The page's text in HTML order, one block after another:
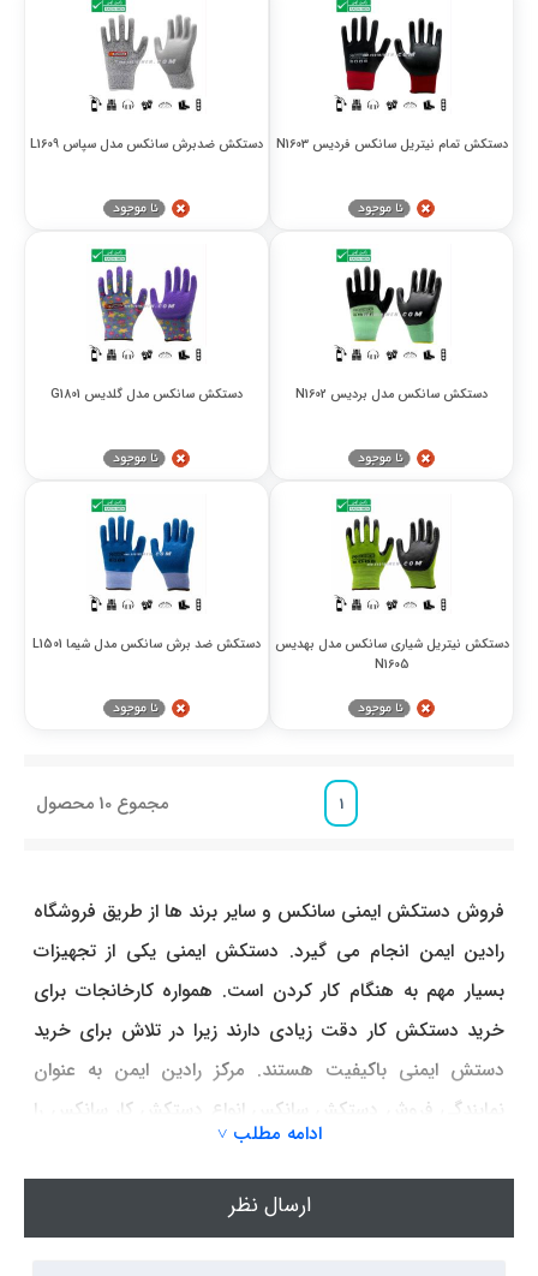
دستکش تمام نیتریل سانکس فردیس N1603 دستکش ضدبرش سانکس مدل سپاس L1609
دستکش سانکس مدل بردیس N1602 دستکش سانکس مدل گلدیس G1801
دستکش نیتریل شیاری سانکس مدل بهدیس
N1605
دستکش ضد برش سانکس مدل شیما L1501
1 مجموع 10 محصول
فروش دستکش ایمنی سانکس و سایر برند ها از طریق فروشگاه
رادین ایمن انجام می گیرد. دستکش ایمنی یکی از تجهیزات
بسیار مهم به هنگام کار کردن است. همواره کارخانجات برای
خرید دستکش کار دقت زیادی دارند زیرا در تلاش برای خرید
دستش ایمنی باکیفیت هستند. مرکز رادین ایمن به عنوان
نمایندگی فروش دستکش سانکس انواع دستکش کار سانکس را
در مدل های مختلف ارائه می نماید و می توانید انواع دستکش
های مورد نیاز را با بهترین قیمت از این شرکت پخش دستکش
ادامه مطلب ˅
ارسال نظر